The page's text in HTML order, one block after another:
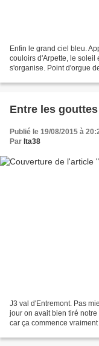
Enfin le grand ciel bleu.
couloirs d'Arpette, le soleil
s'organise. Point d'orgue
Entre les gouttes
Publié le 19/08/2015 à
Par lta38
J3 val d'Entremont. Pas
jour on avait bien tiré
car ça commence